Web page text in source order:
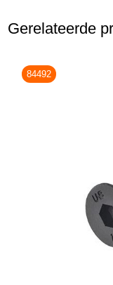
Gerelateerde
84492